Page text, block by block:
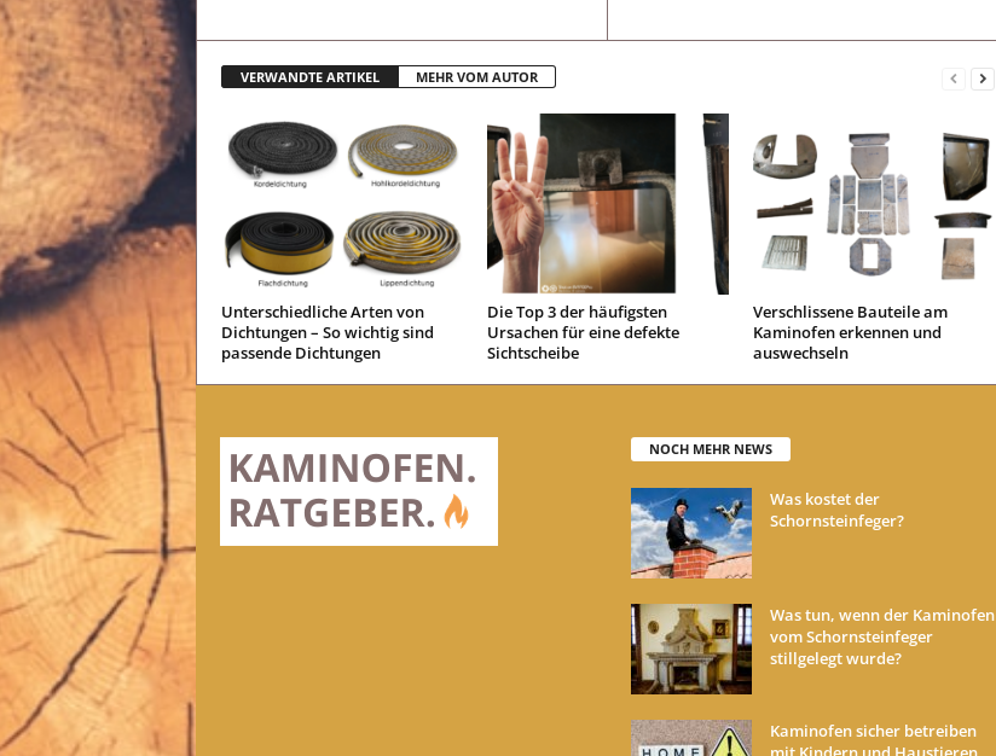
VERWANDTE ARTIKEL MEHR VOM AUTOR
Unterschiedliche Arten von
Dichtungen – So wichtig sind
passende Dichtungen
Die Top 3 der häufigsten
Ursachen für eine defekte
Sichtscheibe
Verschlissene Bauteile am
Kaminofen erkennen und
auswechseln
NOCH MEHR NEWS
Was kostet der
Schornsteinfeger?
Was tun, wenn der Kaminofen
vom Schornsteinfeger
stillgelegt wurde?
Kaminofen sicher betreiben